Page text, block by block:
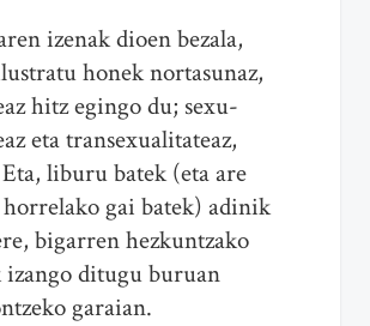
izenak dioen bezala,
honek nortasunaz,
hitz egingo du; sexu-
eta transexualitateaz,
liburu batek (eta are
gai batek) adinik
bigarren hezkuntzako
izango ditugu buruan
garaian.